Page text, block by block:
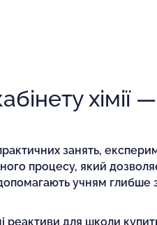
занять,
процесу, який
учням глибше
реактиви для школи